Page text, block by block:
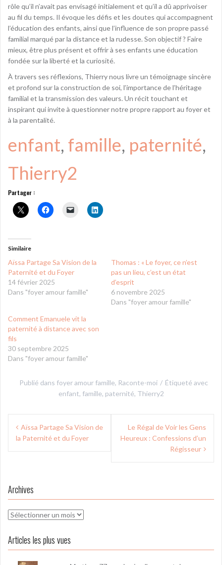
rôle qu’il n’avait pas envisagé initialement et qu’il a dû apprivoiser
au fil du temps. Il évoque les défis et les doutes qui accompagnent
l’éducation des enfants, ainsi que l’influence de son propre passé
familial marqué par la distance et la rudesse. Son objectif ? Faire
mieux, être plus présent et offrir à ses enfants une éducation
fondée sur la liberté et la curiosité.
À travers ses réflexions, Thierry nous livre un témoignage sincère
et profond sur la construction de soi, l’importance de l’héritage
familial et la transmission des valeurs. Un récit touchant et
inspirant qui invite à questionner notre propre rapport au foyer et
à la parentalité.
enfant, famille, paternité
Thierry2
Partager :
Similaire
Aïssa Partage Sa Vision de la
Paternité et du Foyer
14 février 2025
Dans "foyer amour famille"
Thomas : « Le foyer, ce n’est
pas un lieu, c’est un état
d’esprit
6 novembre 2025
Dans "foyer amour famille"
Comment Emanuele vit la
paternité à distance avec son
fils
30 septembre 2025
Dans "foyer amour famille"
Publié dans foyer amour famille, Raconte-moi
Étiqueté avec
enfant, famille, paternité, Thierry2
Navigation
deAïssa Partage Sa Vision de
la Paternité et du Foyer
Le Régal de Voir les Gens
Heureux : Confessions d’un
Régisseur
Archives
Archives
Articles les plus vues